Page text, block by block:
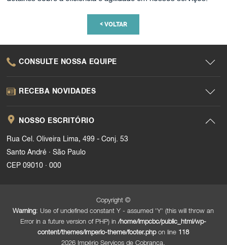
<VOLTAR
CONSULTE NOSSA EQUIPE
RECEBA NOVIDADES
NOSSO ESCRITÓRIO
Rua Cel. Oliveira Lima, 499 - Conj. 53
Santo André
São Paulo
CEP 09010
000
Copyright ©
Warning: Use of undefined constant Y - assumed 'Y' (this will throw an
Error in a future version of PHP) in/home/impcbc/public_html/wp-
content/themes/imperio-theme/footer.phpon line 118
2026 Império Serviços de Cobrança.